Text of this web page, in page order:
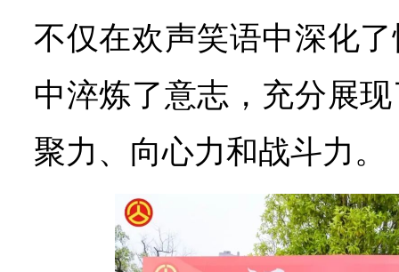
不仅在欢声笑语中深化
中淬炼了意志，充分展
聚力、向心力和战斗力。